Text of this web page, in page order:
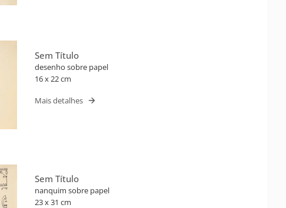
Sem Título
desenho sobre papel
16 x 22 cm
Mais detalhes
Sem Título
nanquim sobre papel
23 x 31 cm